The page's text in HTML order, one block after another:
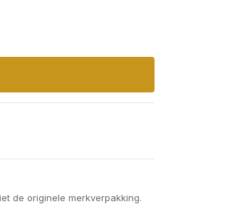
de originele merkverpakking.